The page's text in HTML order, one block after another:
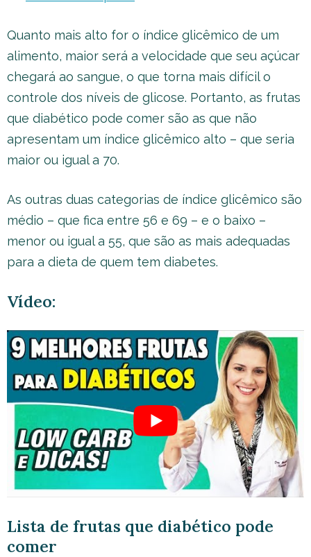
Quanto mais alto for o índice glicêmico de um
alimento, maior será a velocidade que seu açúcar
chegará ao sangue, o que torna mais difícil o
controle dos níveis de glicose. Portanto, as frutas
que diabético pode comer são as que não
apresentam um índice glicêmico alto – que seria
maior ou igual a 70.
As outras duas categorias de índice glicêmico são
médio – que fica entre 56 e 69 – e o baixo –
menor ou igual a 55, que são as mais adequadas
para a dieta de quem tem diabetes.
Vídeo:
Lista de frutas que diabético pode
comer